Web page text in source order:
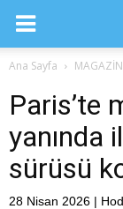
Ana Sayfa MAGAZİN
Paris’te
yanında
sürüsü
28 Nisan 2026 |